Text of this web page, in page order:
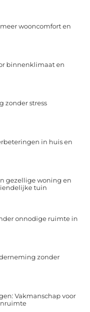
wooncomfort en
binnenklimaat en
zonder stress
in huis en
gezellige woning en
tuin
onnodige ruimte in
zonder
Vakmanschap voor